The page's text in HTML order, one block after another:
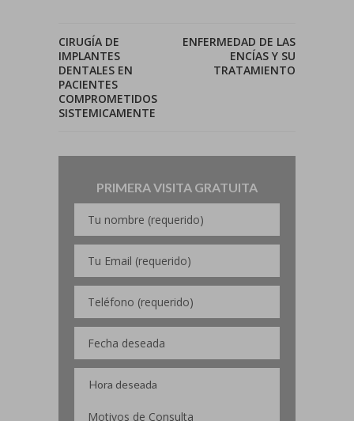
CIRUGÍA DE
IMPLANTES
DENTALES EN
PACIENTES
COMPROMETIDOS
SISTEMICAMENTE
ENFERMEDAD DE LAS
ENCÍAS Y SU
TRATAMIENTO
PRIMERA VISITA GRATUITA